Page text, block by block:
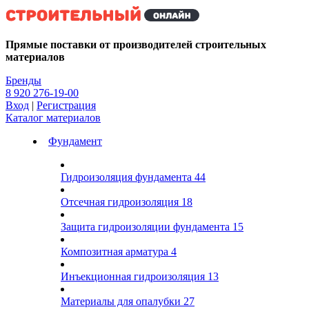
Kg
Прямые поставки от производителей строительных
материалов
Бренды
8 920 276-19-00
Вход | Регистрация
Каталог материалов
Фундамент
Гидроизоляция фундамента 44
Отсечная гидроизоляция 18
Защита гидроизоляции фундамента 15
Композитная арматура 4
Инъекционная гидроизоляция 13
Материалы для опалубки 27